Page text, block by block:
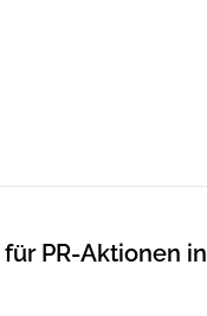
für PR-Aktionen in